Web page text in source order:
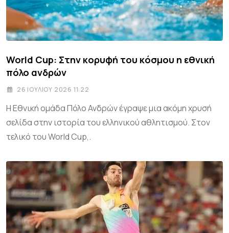
World Cup: Στην κορυφή του κόσμου η εθνική
πόλο ανδρών
26 ΙΟΥΛΊΟΥ 2026 11:22
Η Εθνική ομάδα Πόλο Ανδρών έγραψε μια ακόμη χρυσή
σελίδα στην ιστορία του ελληνικού αθλητισμού. Στον
τελικό του World Cup,.